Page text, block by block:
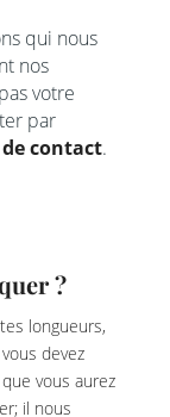
qui nous
nos
votre
par
contact.
?
longueurs,
devez
vous aurez
il nous